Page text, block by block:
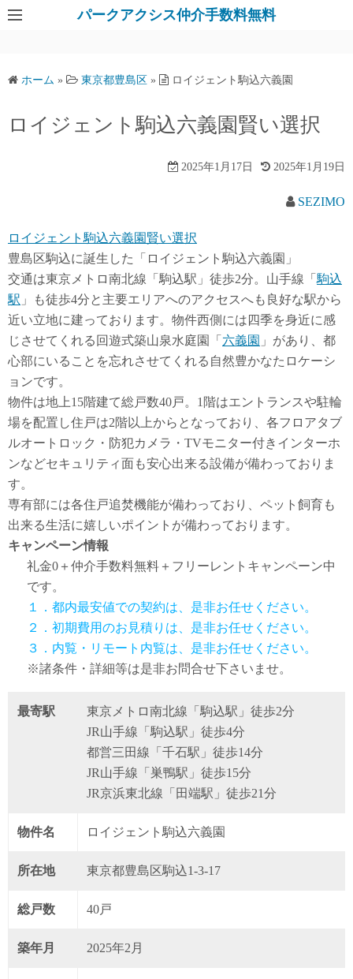
パークアクシス仲介手数料無料
ホーム » 東京都豊島区 » ロイジェント駒込六義園
ロイジェント駒込六義園賢い選択
2025年1月17日 2025年1月19日
SEZIMO
ロイジェント駒込六義園賢い選択
豊島区駒込に誕生した「ロイジェント駒込六義園」
交通は東京メトロ南北線「駒込駅」徒歩2分。山手線「 駒込
駅 」も徒歩4分と主要エリアへのアクセスへも良好な駅から
近い立地に建っております。物件西側には四季を身近に感
じさせてくれる回遊式築山泉水庭園「 六義園 」があり、都
心部にいることを忘れさせてくれる自然豊かなたロケーシ
ョンです。
物件は地上15階建て総戸数40戸。1階はエントランスや駐輪
場を配置し住戸は2階以上からとなっており、各フロアタブ
ルオートロック・防犯カメラ・TVモニター付きインターホ
ンなどセキュリティ面も安心出来る設備が備わっておりま
す。
専有部には各住戸追焚機能が備わっており、ペット飼育も
出来る生活に嬉しいポイントが備わっております。
キャンペーン情報
礼金0 ＋仲介手数料無料 ＋ フリーレント キャンペーン中
です。
１．都内最安値での契約は、是非お任せください。
２．初期費用のお見積りは、是非お任せください。
３．内覧・リモート内覧は、是非お任せください。
※諸条件・詳細等は是非お問合せ下さいませ。
最寄駅
東京メトロ南北線「駒込駅」徒歩2分
JR山手線「駒込駅」徒歩4分
都営三田線「千石駅」徒歩14分
JR山手線「巣鴨駅」徒歩15分
JR京浜東北線「田端駅」徒歩21分
物件名 ロイジェント駒込六義園
所在地 東京都豊島区駒込1-3-17
総戸数 40戸
築年月 2025年2月